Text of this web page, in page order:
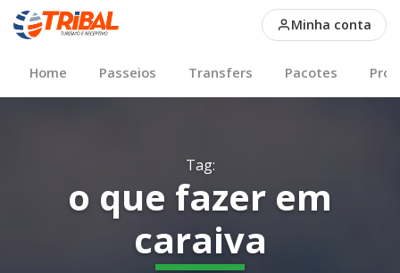
Conteudos sobre o que
Main Nav Minha conta
Home Passeios Transfers Pacotes
Tag:
o que fazer em
caraiva